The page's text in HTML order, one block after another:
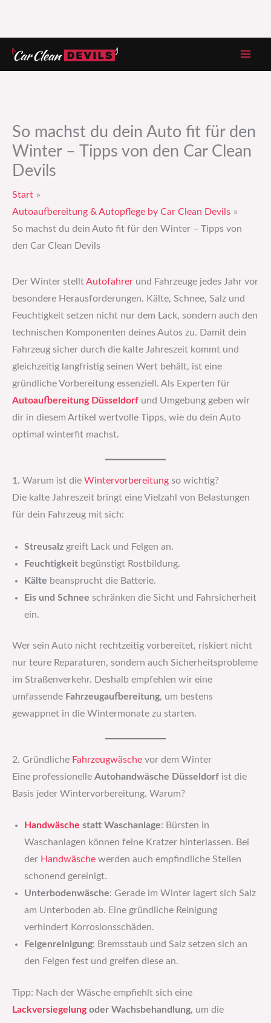
Zum
Inhalt
So machst du dein Auto fit für den
Winter – Tipps von den Car Clean
Devils
Start
Autoaufbereitung & Autopflege by Car Clean Devils
So machst du dein Auto fit für den Winter – Tipps von
den Car Clean Devils
Der Winter stellt Autofahrer und Fahrzeuge jedes Jahr vor
besondere Herausforderungen. Kälte, Schnee, Salz und
Feuchtigkeit setzen nicht nur dem Lack, sondern auch den
technischen Komponenten deines Autos zu. Damit dein
Fahrzeug sicher durch die kalte Jahreszeit kommt und
gleichzeitig langfristig seinen Wert behält, ist eine
gründliche Vorbereitung essenziell. Als Experten für
Autoaufbereitung Düsseldorf und Umgebung geben wir
dir in diesem Artikel wertvolle Tipps, wie du dein Auto
optimal winterfit machst.
1. Warum ist die Wintervorbereitung so wichtig?
Die kalte Jahreszeit bringt eine Vielzahl von Belastungen
für dein Fahrzeug mit sich:
Streusalz greift Lack und Felgen an.
Feuchtigkeit begünstigt Rostbildung.
Kälte beansprucht die Batterie.
Eis und Schnee schränken die Sicht und Fahrsicherheit
ein.
Wer sein Auto nicht rechtzeitig vorbereitet, riskiert nicht
nur teure Reparaturen, sondern auch Sicherheitsprobleme
im Straßenverkehr. Deshalb empfehlen wir eine
umfassende Fahrzeugaufbereitung, um bestens
gewappnet in die Wintermonate zu starten.
2. Gründliche Fahrzeugwäsche vor dem Winter
Eine professionelle Autohandwäsche Düsseldorf ist die
Basis jeder Wintervorbereitung. Warum?
Handwäsche statt Waschanlage: Bürsten in
Waschanlagen können feine Kratzer hinterlassen. Bei
der Handwäsche werden auch empfindliche Stellen
schonend gereinigt.
Unterbodenwäsche: Gerade im Winter lagert sich Salz
am Unterboden ab. Eine gründliche Reinigung
verhindert Korrosionsschäden.
Felgenreinigung: Bremsstaub und Salz setzen sich an
den Felgen fest und greifen diese an.
Tipp: Nach der Wäsche empfiehlt sich eine
Lackversiegelungoder Wachsbehandlung, um die